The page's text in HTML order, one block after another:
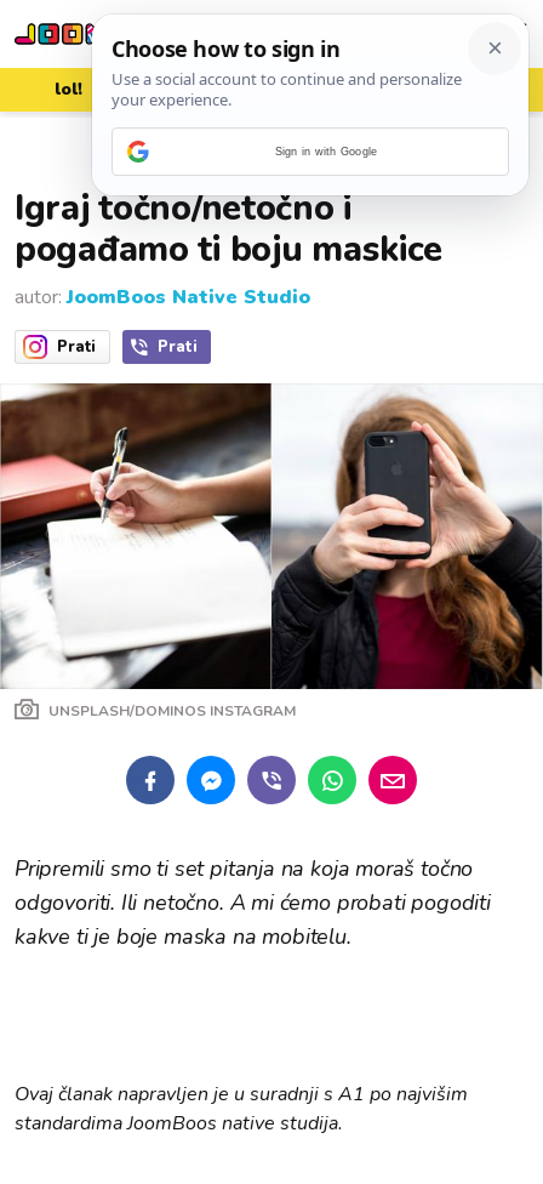
lol! aww vrh! woot?!
Igraj točno/netočno i
pogađamo ti boju maskice
autor:JoomBoos Native Studio
Prati Prati
UNSPLASH/DOMINOS INSTAGRAM
Pripremili smo ti set pitanja na koja moraš točno
odgovoriti. Ili netočno. A mi ćemo probati pogoditi
kakve ti je boje maska na mobitelu.
Ovaj članak napravljen je u suradnji s A1 po najvišim
standardima JoomBoos native studija.
Sign in with Google